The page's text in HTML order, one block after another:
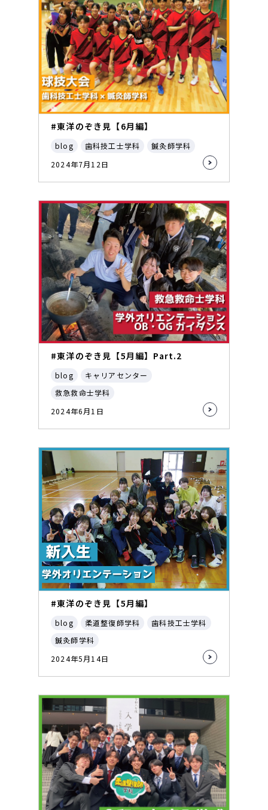
#東洋のぞき見【6月編】
blog 歯科技工士学科
鍼灸師学科
2024年7月12日
#東洋のぞき見【5月編】Part.2
blog
キャリアセンター
救急救命士学科
2024年6月1日
#東洋のぞき見【5月編】
blog 柔道整復師学科
歯科技工士学科
鍼灸師学科
2024年5月14日